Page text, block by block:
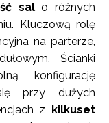
salo różnych
Kluczową rolę
na parterze,
Ścianki
konfigurację
przy dużych
z
kilkuset